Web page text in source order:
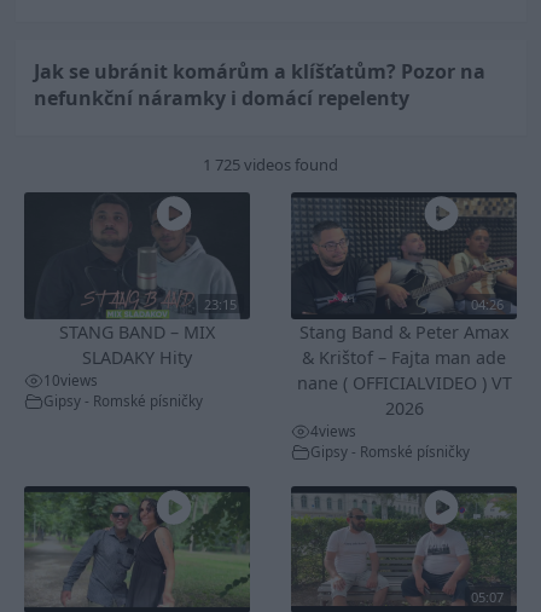
Jak se ubránit komárům a klíšťatům? Pozor na
nefunkční náramky i domácí repelenty
1 725 videos found
23:15
STANG BAND – MIX
SLADAKY Hity
10views
Gipsy - Romské písničky
04:26
Stang Band & Peter Amax
& Krištof – Fajta man ade
nane ( OFFICIALVIDEO ) VT
2026
4views
Gipsy - Romské písničky
05:07